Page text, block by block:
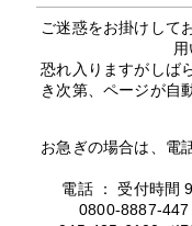
ご迷惑をお掛けして
恐れ入りますがしば
き次第、ページが自
お急ぎの場合は、電
電話 ： 受付時間
0800-8887-447